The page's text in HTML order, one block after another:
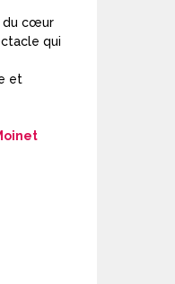
du cœur
qui
et